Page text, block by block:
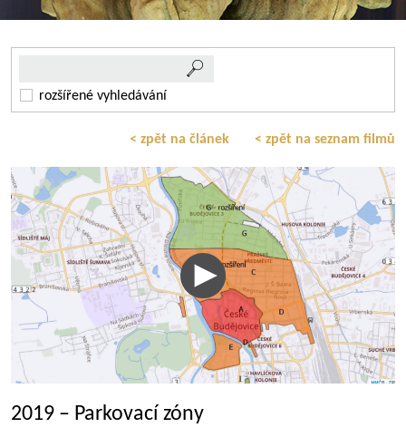
rozšířené vyhledávání
< zpět na článek < zpět na seznam filmů
2019 – Parkovací zóny